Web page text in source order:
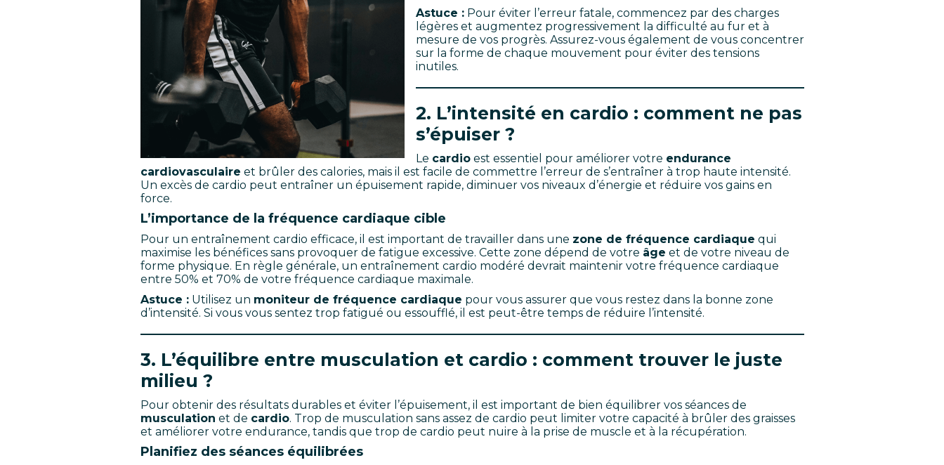
Astuce :Pour éviter l’erreur fatale, commencez par des charges
légères et augmentez progressivement la difficulté au fur et à
mesure de vos progrès. Assurez-vous également de vous concentrer
sur la forme de chaque mouvement pour éviter des tensions
inutiles.
2. L’intensité en cardio : comment ne pas
s’épuiser ?
Le cardioest essentiel pour améliorer votre endurance
cardiovasculaire et brûler des calories, mais il est facile de commettre l’erreur de s’entraîner à trop haute intensité.
Un excès de cardio peut entraîner un épuisement rapide, diminuer vos niveaux d’énergie et réduire vos gains en
force.
L’importance de la fréquence cardiaque cible
Pour un entraînement cardio efficace, il est important de travailler dans une zone de fréquence cardiaque qui
maximise les bénéfices sans provoquer de fatigue excessive. Cette zone dépend de votre âge et de votre niveau de
forme physique. En règle générale, un entraînement cardio modéré devrait maintenir votre fréquence cardiaque
entre 50% et 70% de votre fréquence cardiaque maximale.
Astuce :Utilisez un moniteur de fréquence cardiaque pour vous assurer que vous restez dans la bonne zone
d’intensité. Si vous vous sentez trop fatigué ou essoufflé, il est peut-être temps de réduire l’intensité.
3. L’équilibre entre musculation et cardio : comment trouver le juste
milieu ?
Pour obtenir des résultats durables et éviter l’épuisement, il est important de bien équilibrer vos séances de
musculation et de cardio. Trop de musculation sans assez de cardio peut limiter votre capacité à brûler des graisses
et améliorer votre endurance, tandis que trop de cardio peut nuire à la prise de muscle et à la récupération.
Planifiez des séances équilibrées